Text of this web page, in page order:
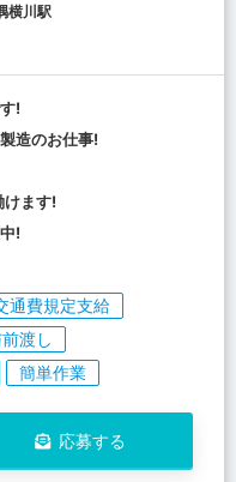
横川駅
!
造のお仕事!
けます!
!
通費規定支給
渡し
簡単作業
応募する